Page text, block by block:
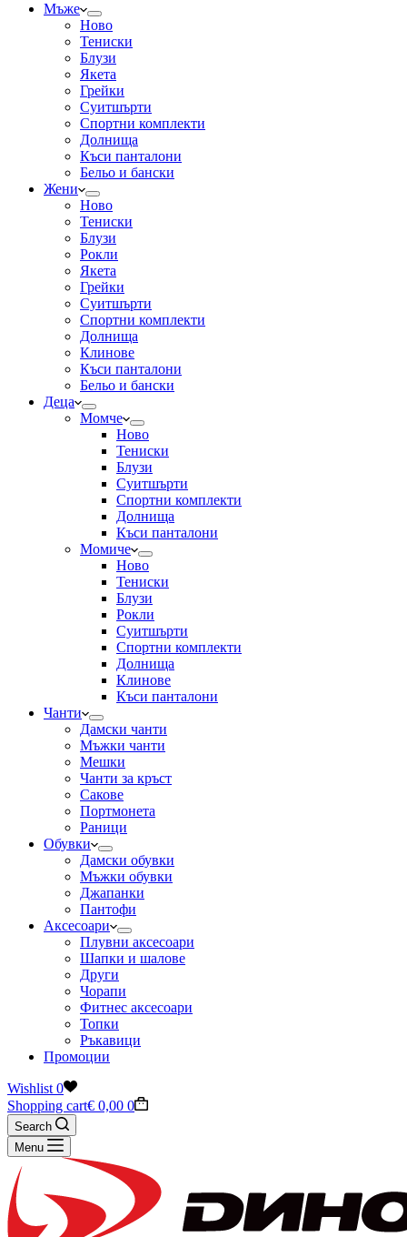
Мъже
Ново
Тениски
Блузи
Якета
Грейки
Суитшърти
Спортни комплекти
Долнища
Къси панталони
Бельо и бански
Жени
Ново
Тениски
Блузи
Рокли
Якета
Грейки
Суитшърти
Спортни комплекти
Долнища
Клинове
Къси панталони
Бельо и бански
Деца
Момче
Ново
Тениски
Блузи
Суитшърти
Спортни комплекти
Долнища
Къси панталони
Момиче
Ново
Тениски
Блузи
Рокли
Суитшърти
Спортни комплекти
Долнища
Клинове
Къси панталони
Чанти
Дамски чанти
Мъжки чанти
Мешки
Чанти за кръст
Сакове
Портмонета
Раници
Обувки
Дамски обувки
Мъжки обувки
Джапанки
Пантофи
Аксесоари
Плувни аксесоари
Шапки и шалове
Други
Чорапи
Фитнес аксесоари
Топки
Ръкавици
Промоции
Wishlist 0
Shopping cart€ 0,00 0
Search
Menu